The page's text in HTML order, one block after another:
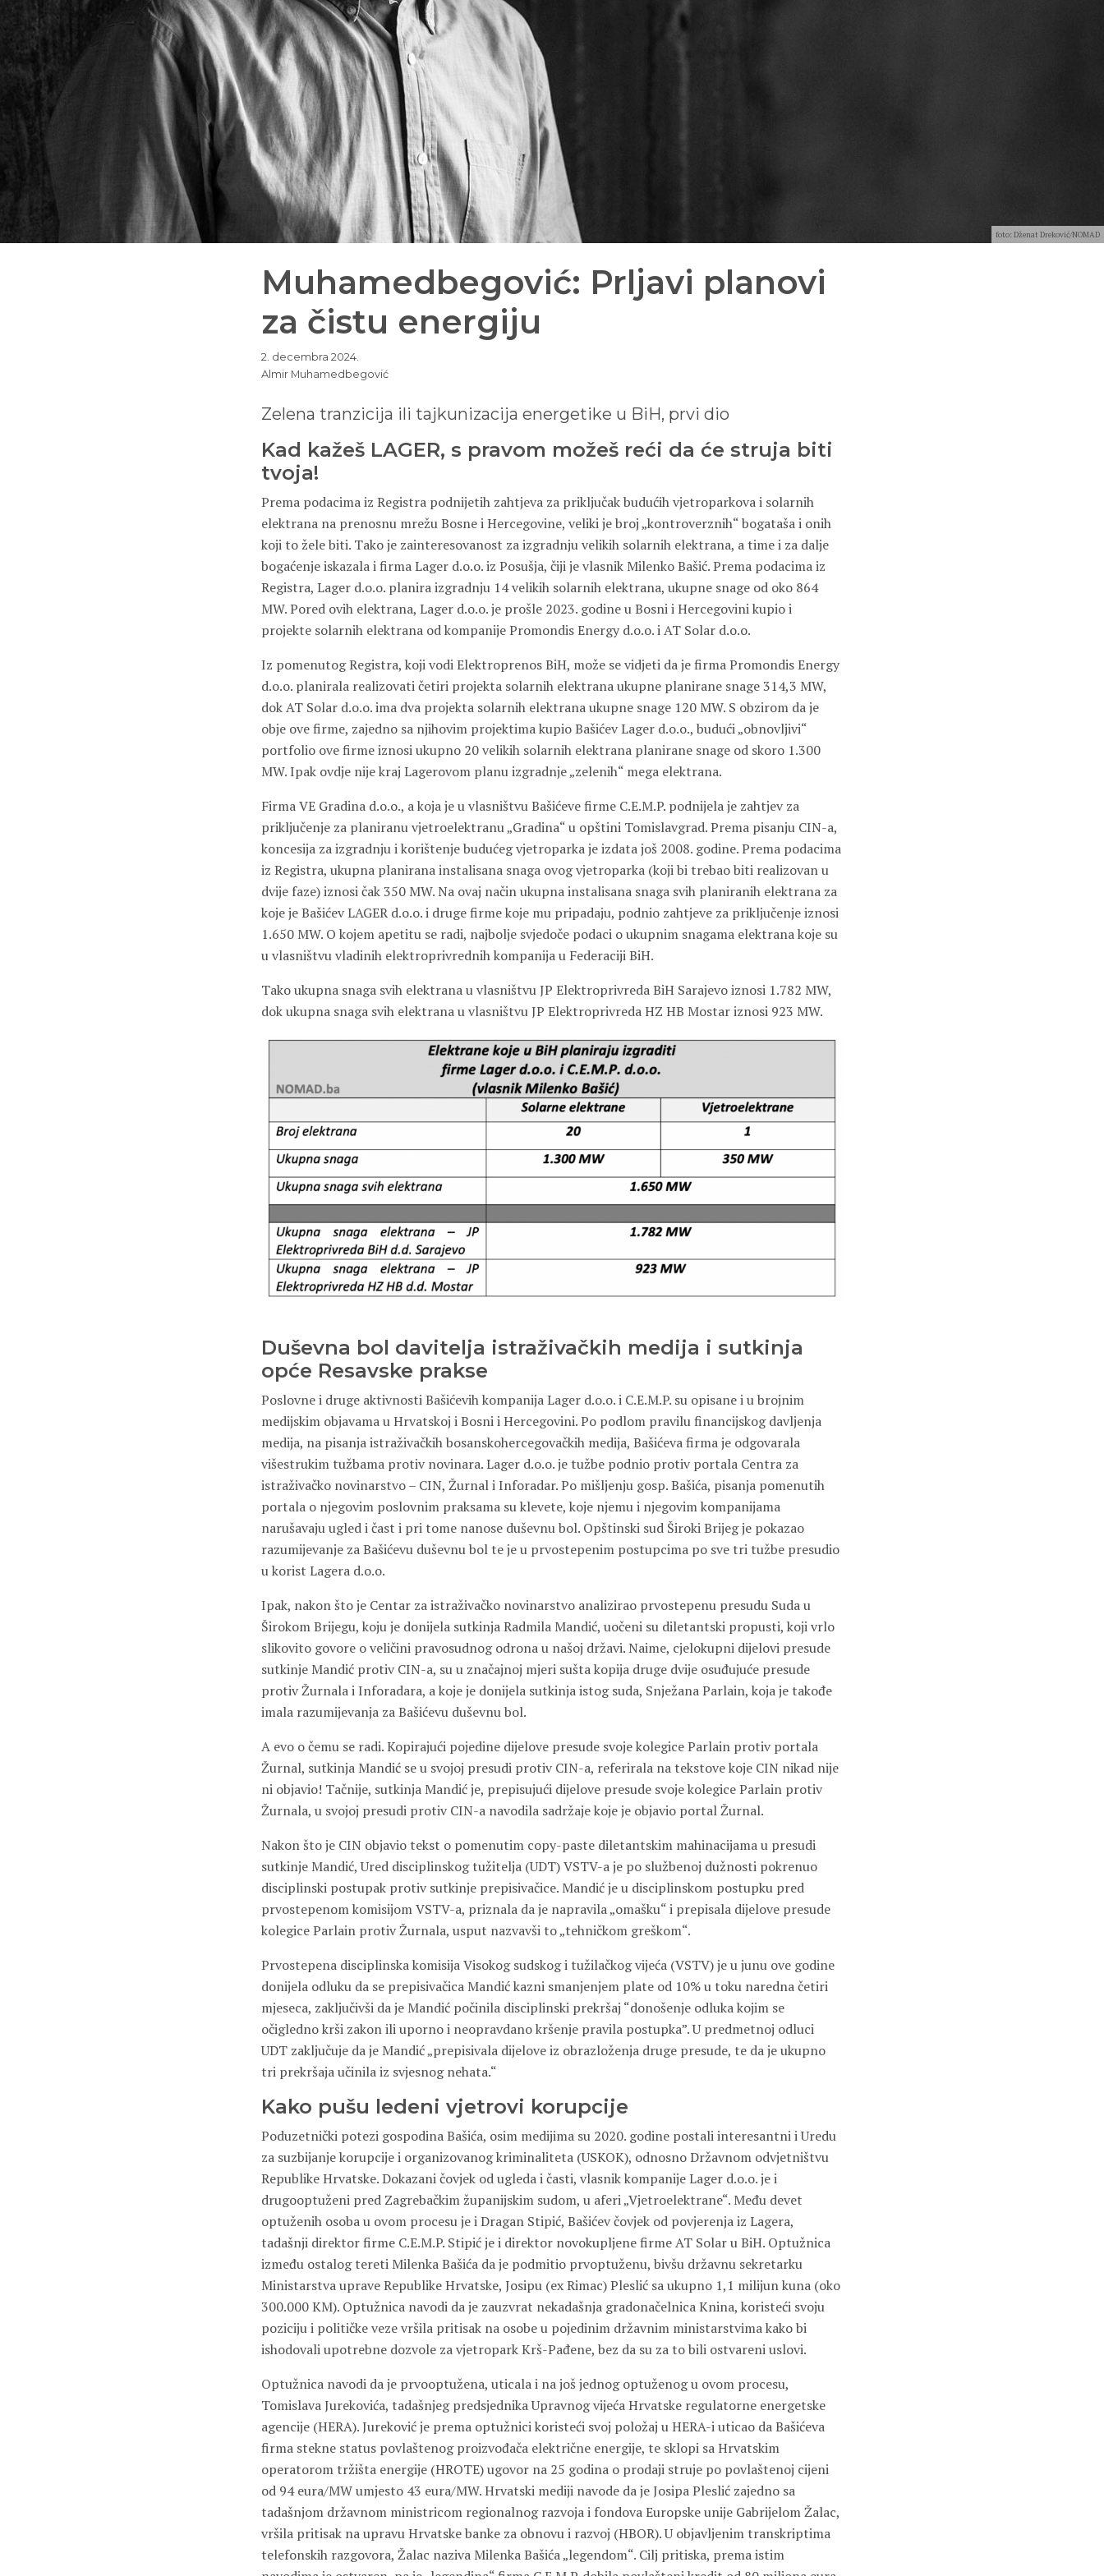
foto: Dženat Dreković/NOMAD
Muhamedbegović: Prljavi planovi
za čistu energiju
2. decembra 2024.
Almir Muhamedbegović
Zelena tranzicija ili tajkunizacija energetike u BiH, prvi dio
Kad kažeš LAGER, s pravom možeš reći da će struja biti
tvoja!
Prema podacima iz Registra podnijetih zahtjeva za priključak budućih vjetroparkova i solarnih
elektrana na prenosnu mrežu Bosne i Hercegovine, veliki je broj „kontroverznih“ bogataša i onih
koji to žele biti. Tako je zainteresovanost za izgradnju velikih solarnih elektrana, a time i za dalje
bogaćenje iskazala i firma Lager d.o.o. iz Posušja, čiji je vlasnik Milenko Bašić. Prema podacima iz
Registra, Lager d.o.o. planira izgradnju 14 velikih solarnih elektrana, ukupne snage od oko 864
MW. Pored ovih elektrana, Lager d.o.o. je prošle 2023. godine u Bosni i Hercegovini kupio i
projekte solarnih elektrana od kompanije Promondis Energy d.o.o. i AT Solar d.o.o.
Iz pomenutog Registra, koji vodi Elektroprenos BiH, može se vidjeti da je firma Promondis Energy
d.o.o. planirala realizovati četiri projekta solarnih elektrana ukupne planirane snage 314,3 MW,
dok AT Solar d.o.o. ima dva projekta solarnih elektrana ukupne snage 120 MW. S obzirom da je
obje ove firme, zajedno sa njihovim projektima kupio Bašićev Lager d.o.o., budući „obnovljivi“
portfolio ove firme iznosi ukupno 20 velikih solarnih elektrana planirane snage od skoro 1.300
MW. Ipak ovdje nije kraj Lagerovom planu izgradnje „zelenih“ mega elektrana.
Firma VE Gradina d.o.o., a koja je u vlasništvu Bašićeve firme C.E.M.P. podnijela je zahtjev za
priključenje za planiranu vjetroelektranu „Gradina“ u opštini Tomislavgrad. Prema pisanju CIN-a,
koncesija za izgradnju i korištenje budućeg vjetroparka je izdata još 2008. godine. Prema podacima
iz Registra, ukupna planirana instalisana snaga ovog vjetroparka (koji bi trebao biti realizovan u
dvije faze) iznosi čak 350 MW. Na ovaj način ukupna instalisana snaga svih planiranih elektrana za
koje je Bašićev LAGER d.o.o. i druge firme koje mu pripadaju, podnio zahtjeve za priključenje iznosi
1.650 MW. O kojem apetitu se radi, najbolje svjedoče podaci o ukupnim snagama elektrana koje su
u vlasništvu vladinih elektroprivrednih kompanija u Federaciji BiH.
Tako ukupna snaga svih elektrana u vlasništvu JP Elektroprivreda BiH Sarajevo iznosi 1.782 MW,
dok ukupna snaga svih elektrana u vlasništvu JP Elektroprivreda HZ HB Mostar iznosi 923 MW.
Duševna bol davitelja istraživačkih medija i sutkinja
opće Resavske prakse
Poslovne i druge aktivnosti Bašićevih kompanija Lager d.o.o. i C.E.M.P. su opisane i u brojnim
medijskim objavama u Hrvatskoj i Bosni i Hercegovini. Po podlom pravilu financijskog davljenja
medija, na pisanja istraživačkih bosanskohercegovačkih medija, Bašićeva firma je odgovarala
višestrukim tužbama protiv novinara. Lager d.o.o. je tužbe podnio protiv portala Centra za
istraživačko novinarstvo – CIN, Žurnal i Inforadar. Po mišljenju gosp. Bašića, pisanja pomenutih
portala o njegovim poslovnim praksama su klevete, koje njemu i njegovim kompanijama
narušavaju ugled i čast i pri tome nanose duševnu bol. Opštinski sud Široki Brijeg je pokazao
razumijevanje za Bašićevu duševnu bol te je u prvostepenim postupcima po sve tri tužbe presudio
u korist Lagera d.o.o.
Ipak, nakon što je Centar za istraživačko novinarstvo analizirao prvostepenu presudu Suda u
Širokom Brijegu, koju je donijela sutkinja Radmila Mandić, uočeni su diletantski propusti, koji vrlo
slikovito govore o veličini pravosudnog odrona u našoj državi. Naime, cjelokupni dijelovi presude
sutkinje Mandić protiv CIN-a, su u značajnoj mjeri sušta kopija druge dvije osuđujuće presude
protiv Žurnala i Inforadara, a koje je donijela sutkinja istog suda, Snježana Parlain, koja je takođe
imala razumijevanja za Bašićevu duševnu bol.
A evo o čemu se radi. Kopirajući pojedine dijelove presude svoje kolegice Parlain protiv portala
Žurnal, sutkinja Mandić se u svojoj presudi protiv CIN-a, referirala na tekstove koje CIN nikad nije
ni objavio! Tačnije, sutkinja Mandić je, prepisujući dijelove presude svoje kolegice Parlain protiv
Žurnala, u svojoj presudi protiv CIN-a navodila sadržaje koje je objavio portal Žurnal.
Nakon što je CIN objavio tekst o pomenutim copy-paste diletantskim mahinacijama u presudi
sutkinje Mandić, Ured disciplinskog tužitelja (UDT) VSTV-a je po službenoj dužnosti pokrenuo
disciplinski postupak protiv sutkinje prepisivačice. Mandić je u disciplinskom postupku pred
prvostepenom komisijom VSTV-a, priznala da je napravila „omašku“ i prepisala dijelove presude
kolegice Parlain protiv Žurnala, usput nazvavši to „tehničkom greškom“.
Prvostepena disciplinska komisija Visokog sudskog i tužilačkog vijeća (VSTV) je u junu ove godine
donijela odluku da se prepisivačica Mandić kazni smanjenjem plate od 10% u toku naredna četiri
mjeseca, zaključivši da je Mandić počinila disciplinski prekršaj “donošenje odluka kojim se
očigledno krši zakon ili uporno i neopravdano kršenje pravila postupka”. U predmetnoj odluci
UDT zaključuje da je Mandić „prepisivala dijelove iz obrazloženja druge presude, te da je ukupno
tri prekršaja učinila iz svjesnog nehata.“
Kako pušu ledeni vjetrovi korupcije
Poduzetnički potezi gospodina Bašića, osim medijima su 2020. godine postali interesantni i Uredu
za suzbijanje korupcije i organizovanog kriminaliteta (USKOK), odnosno Državnom odvjetništvu
Republike Hrvatske. Dokazani čovjek od ugleda i časti, vlasnik kompanije Lager d.o.o. je i
drugooptuženi pred Zagrebačkim županijskim sudom, u aferi „Vjetroelektrane“. Među devet
optuženih osoba u ovom procesu je i Dragan Stipić, Bašićev čovjek od povjerenja iz Lagera,
tadašnji direktor firme C.E.M.P. Stipić je i direktor novokupljene firme AT Solar u BiH. Optužnica
između ostalog tereti Milenka Bašića da je podmitio prvoptuženu, bivšu državnu sekretarku
Ministarstva uprave Republike Hrvatske, Josipu (ex Rimac) Pleslić sa ukupno 1,1 milijun kuna (oko
300.000 KM). Optužnica navodi da je zauzvrat nekadašnja gradonačelnica Knina, koristeći svoju
poziciju i političke veze vršila pritisak na osobe u pojedinim državnim ministarstvima kako bi
ishodovali upotrebne dozvole za vjetropark Krš-Pađene, bez da su za to bili ostvareni uslovi.
Optužnica navodi da je prvooptužena, uticala i na još jednog optuženog u ovom procesu,
Tomislava Jurekovića, tadašnjeg predsjednika Upravnog vijeća Hrvatske regulatorne energetske
agencije (HERA). Jureković je prema optužnici koristeći svoj položaj u HERA-i uticao da Bašićeva
firma stekne status povlaštenog proizvođača električne energije, te sklopi sa Hrvatskim
operatorom tržišta energije (HROTE) ugovor na 25 godina o prodaji struje po povlaštenoj cijeni
od 94 eura/MW umjesto 43 eura/MW. Hrvatski mediji navode da je Josipa Pleslić zajedno sa
tadašnjom državnom ministricom regionalnog razvoja i fondova Europske unije Gabrijelom Žalac,
vršila pritisak na upravu Hrvatske banke za obnovu i razvoj (HBOR). U objavljenim transkriptima
telefonskih razgovora, Žalac naziva Milenka Bašića „legendom“. Cilj pritiska, prema istim